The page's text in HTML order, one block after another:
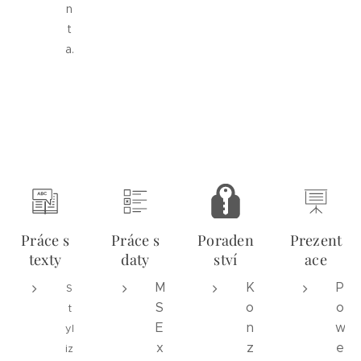
n
t
a.
Práce s
texty
S
t
yl
iz
Práce s
daty
M
S
E
x
Poraden
ství
K
o
n
z
Prezent
ace
P
o
w
e